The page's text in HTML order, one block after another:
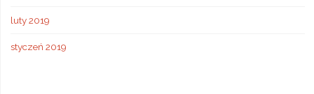
luty 2019
styczeń 2019